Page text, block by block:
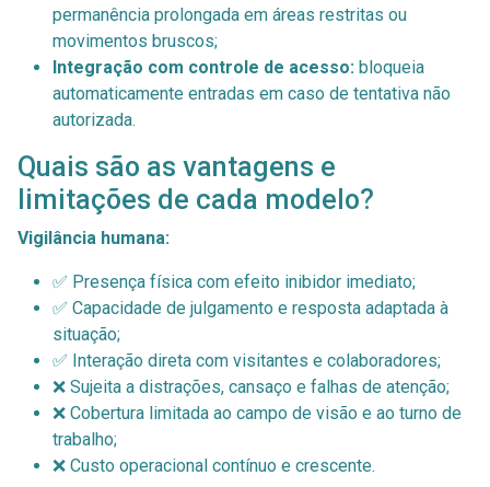
permanência prolongada em áreas restritas ou
movimentos bruscos;
Integração com controle de acesso: bloqueia
automaticamente entradas em caso de tentativa não
autorizada.
Quais são as vantagens e
limitações de cada modelo?
Vigilância humana:
✅ Presença física com efeito inibidor imediato;
✅ Capacidade de julgamento e resposta adaptada à
situação;
✅ Interação direta com visitantes e colaboradores;
❌ Sujeita a distrações, cansaço e falhas de atenção;
❌ Cobertura limitada ao campo de visão e ao turno de
trabalho;
❌ Custo operacional contínuo e crescente.